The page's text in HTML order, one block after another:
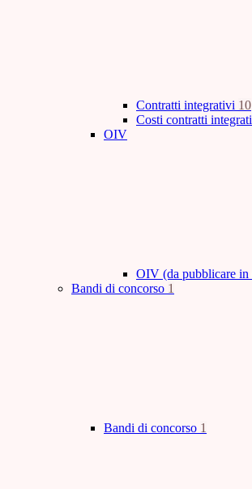
Contratti integrativi 10
Costi contratti
OIV
OIV (da pubblicare in
Bandi di concorso 1
Bandi di concorso 1